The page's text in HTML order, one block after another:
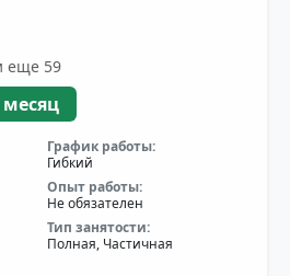
еще 59
месяц
График работы:
Гибкий
Опыт работы:
Не обязателен
Тип занятости:
Полная, Частичная